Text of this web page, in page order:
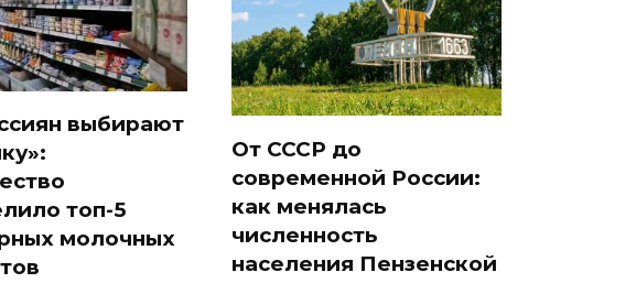
выбирают
топ-5
молочных
От СССР до
современной России:
как менялась
численность
населения Пензенской